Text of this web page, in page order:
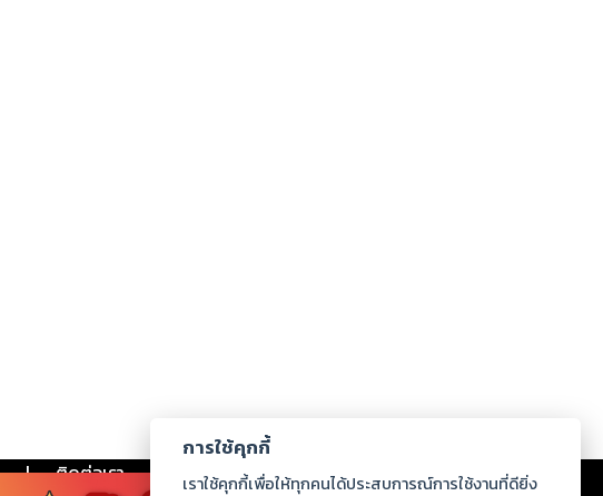
| ติดต่อเรา ร่วมงานกับเรา ดาวน์โหลด
การใช้คุกกี้
เราใช้คุกกี้เพื่อให้ทุกคนได้ประสบการณ์การใช้งานที่ดียิ่ง